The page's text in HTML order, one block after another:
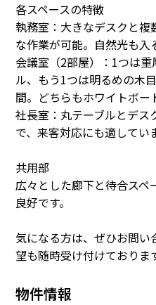
各スペースの特徴
執務室：大きなデスクと
な作業が可能。自然光も入
会議室（2部屋）：1つは
ル、もう1つは明るめの木
間。どちらもホワイトボー
社長室：丸テーブルとデス
で、来客対応にも適してい
共用部
広々とした廊下と待合スペ
良好です。
気になる方は、ぜひお問
望も随時受け付けておりま
物件情報